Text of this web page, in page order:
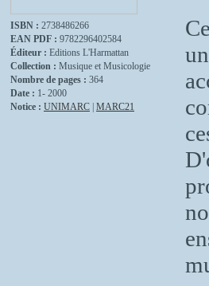
ISBN : 2738486266
EAN PDF : 9782296402584
Éditeur : Editions L'Harmattan
Collection : Musique et Musicologie
Nombre de pages : 364
Date : 1- 2000
Notice : UNIMARC MARC21